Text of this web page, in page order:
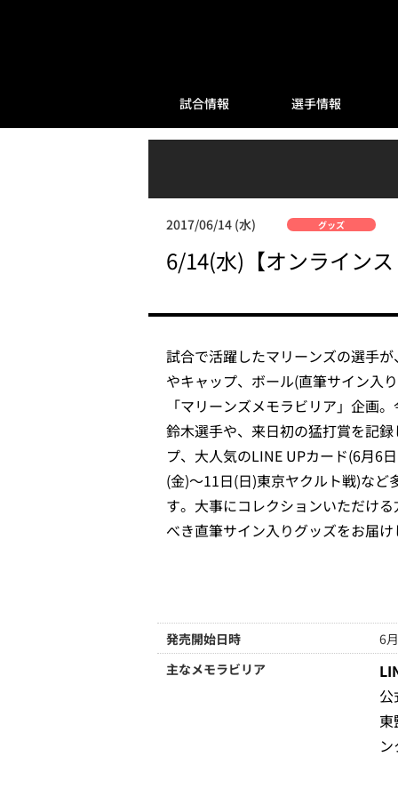
試合情報 選手情報
2017/06/14 (水) グッズ
6/14(水)【オンライン
試合で活躍したマリーンズの選手
やキャップ、ボール(直筆サイン入
「マリーンズメモラビリア」企画
鈴木選手や、来日初の猛打賞を記
プ、大人気のLINE UPカード(6月6
(金)～11日(日)東京ヤクルト戦)な
す。大事にコレクションいただけ
べき直筆サイン入りグッズをお届
発売開始日時
6
主なメモラビリア